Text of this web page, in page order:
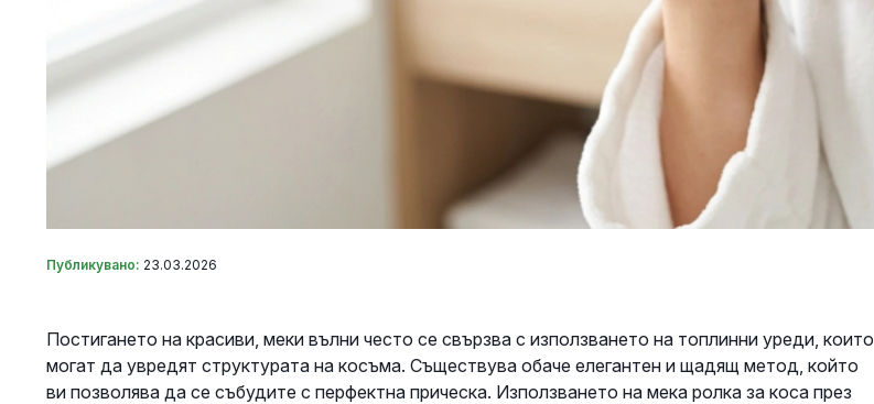
Публикувано: 23.03.2026
Постигането на красиви, меки вълни често се свързва с използването на топлинни уреди, които
могат да увредят структурата на косъма. Съществува обаче елегантен и щадящ метод, който
ви позволява да се събудите с перфектна прическа. Използването на мека ролка за коса през